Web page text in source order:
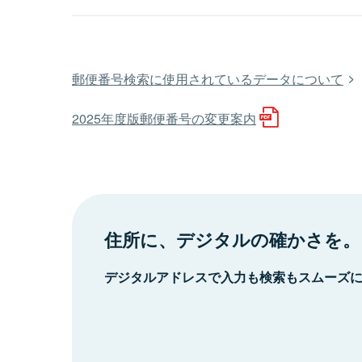
郵便番号検索に使用されているデータについて
2025年度版郵便番号の変更案内
住所に、デジタルの確かさを。
デジタルアドレスで入力も検索もスムーズ